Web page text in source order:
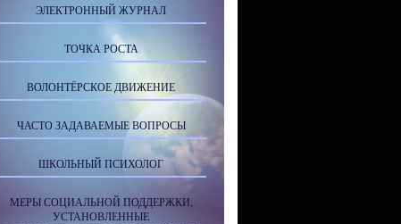
ЭЛЕКТРОННЫЙ ЖУРНАЛ
ТОЧКА РОСТА
ВОЛОНТЁРСКОЕ ДВИЖЕНИЕ
ЧАСТО ЗАДАВАЕМЫЕ ВОПРОСЫ
ШКОЛЬНЫЙ ПСИХОЛОГ
МЕРЫ СОЦИАЛЬНОЙ ПОДДЕРЖКИ,
УСТАНОВЛЕННЫЕ